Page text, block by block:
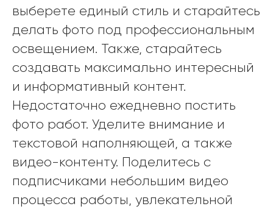
выберете единый стиль и старайтесь
делать фото под профессиональным
освещением. Также, старайтесь
создавать максимально интересный
и информативный контент.
Недостаточно ежедневно постить
фото работ. Уделите внимание и
текстовой наполняющей, а также
видео-контенту. Поделитесь с
подписчиками небольшим видео
процесса работы, увлекательной